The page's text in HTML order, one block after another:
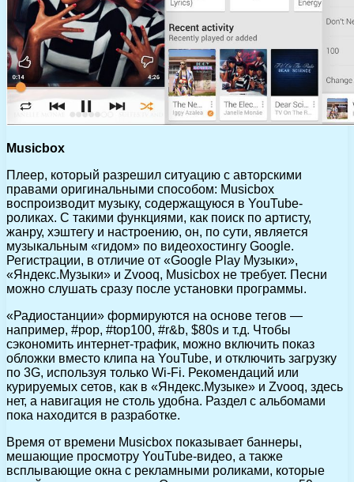
Musicbox
Плеер, который разрешил ситуацию с авторскими
правами оригинальными способом: Musicbox
воспроизводит музыку, содержащуюся в YouTube-
роликах. С такими функциями, как поиск по артисту,
жанру, хэштегу и настроению, он, по сути, является
музыкальным «гидом» по видеохостингу Google.
Регистрации, в отличие от «Google Play Музыки»,
«Яндекс.Музыки» и Zvooq, Musicbox не требует. Песни
можно слушать сразу после установки программы.
«Радиостанции» формируются на основе тегов —
например, #pop, #top100, #r&b, $80s и т.д. Чтобы
сэкономить интернет-трафик, можно включить показ
обложки вместо клипа на YouTube, и отключить загрузку
по 3G, используя только Wi-Fi. Рекомендаций или
курируемых сетов, как в «Яндекс.Музыке» и Zvooq, здесь
нет, а навигация не столь удобна. Раздел с альбомами
пока находится в разработке.
Время от времени Musicbox показывает баннеры,
мешающие просмотру YouTube-видео, а также
всплывающие окна с рекламными роликами, которые